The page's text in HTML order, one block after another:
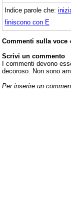
Indice parole che:
finiscono con E
Commenti sulla voce
Scrivi un commento
I commenti devono
decoroso. Non sono
Per inserire un